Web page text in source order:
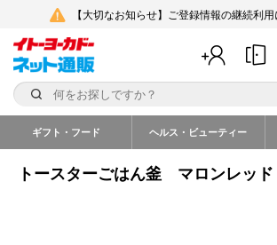
【大切なお知らせ】ご登録情報の継続利
ギフト・フード ヘルス・ビューティー
トースターごはん釜 マロンレッド